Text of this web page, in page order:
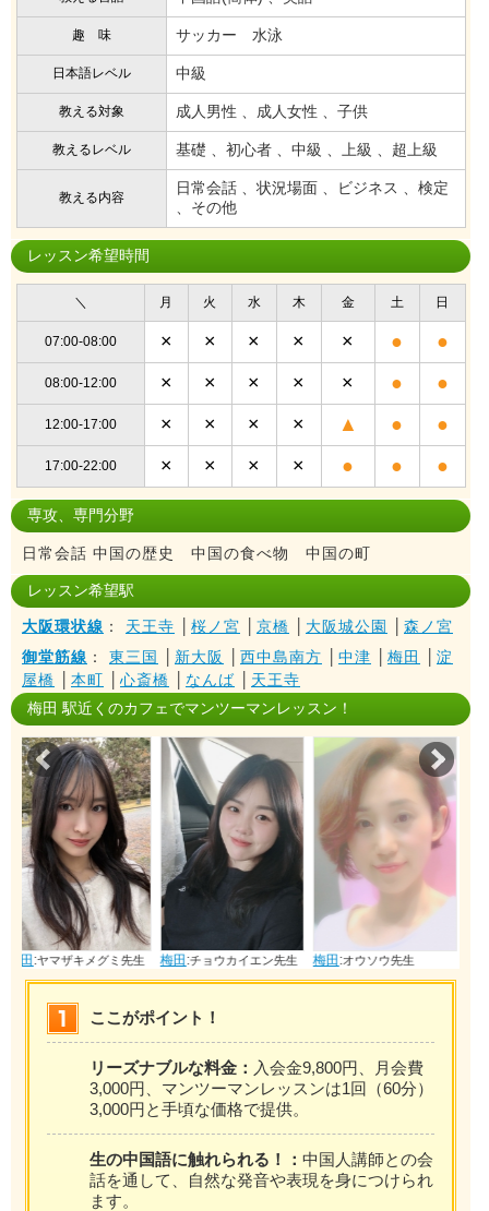
趣 味 サッカー 水泳
日本語レベル 中級
教える対象 成人男性 、成人女性 、子供
教えるレベル 基礎 、初心者 、中級 、上級 、超上級
教える内容
日常会話 、状況場面 、ビジネス 、検定
、その他
レッスン希望時間
＼ 月 火 水 木 金 土 日
07:00-08:00 × × × × × ● ●
08:00-12:00 × × × × × ● ●
12:00-17:00 × × × × ▲ ● ●
17:00-22:00 × × × × ● ● ●
専攻、専門分野
日常会話 中国の歴史 中国の食べ物 中国の町
レッスン希望駅
大阪環状線 ： 天王寺 桜ノ宮 京橋 大阪城公園
森ノ宮
御堂筋線 ： 東三国 新大阪 西中島南方 中津 梅田
淀
屋橋
本町 心斎橋 なんば
天王寺
梅田 駅近くのカフェでマンツーマンレッスン！
先生 梅田:チョウカイエン先生 梅田:オウソウ先生 梅田:ジャンチョウ先生
Prev
ここがポイント！
リーズナブルな料金： 入会金9,800円、月会費
3,000円、マンツーマンレッスンは1回（60分）
3,000円と手頃な価格で提供。
生の中国語に触れられる！： 中国人講師との会
話を通して、自然な発音や表現を身につけられ
ます。